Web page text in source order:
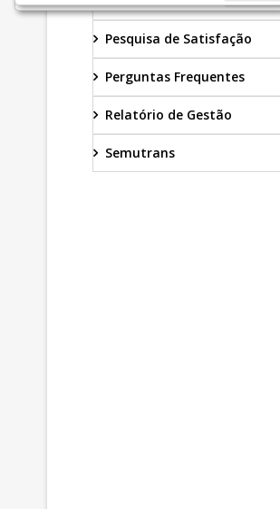
Pesquisa de Satisfação
Perguntas Frequentes
Relatório de Gestão
Semutrans